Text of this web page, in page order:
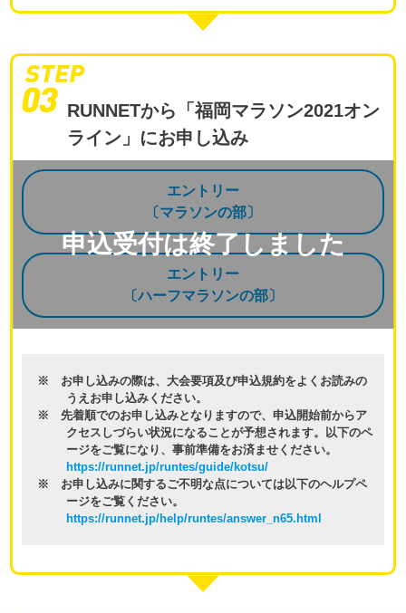
RUNNETから「福岡マラソン2021オン
ライン」にお申し込み
申込受付は終了しました
エントリー
〔マラソンの部〕
エントリー
〔ハーフマラソンの部〕
※ お申し込みの際は、大会要項及び申込規約をよくお読みの
うえお申し込みください。
※ 先着順でのお申し込みとなりますので、申込開始前からア
クセスしづらい状況になることが予想されます。以下のペ
ージをご覧になり、事前準備をお済ませください。
https://runnet.jp/runtes/guide/kotsu/
※ お申し込みに関するご不明な点については以下のヘルプペ
ージをご覧ください。
https://runnet.jp/help/runtes/answer_n65.html